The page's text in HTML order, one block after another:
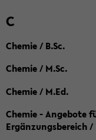
C
Chemie / B.Sc.
Chemie / M.Sc.
Chemie / M.Ed.
Chemie - Angebote
Ergänzungsbereich /